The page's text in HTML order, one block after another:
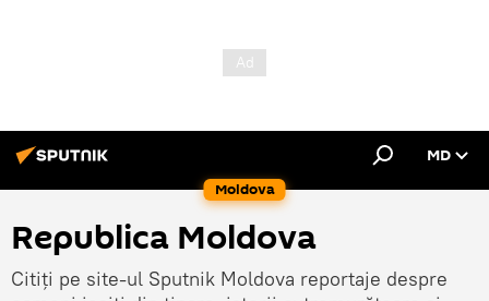
Moldova
MD
Republica Moldova
Citiți pe site-ul Sputnik Moldova reportaje despre